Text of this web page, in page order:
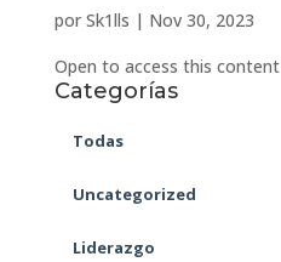
por Sk1lls | Nov 30, 2023
Open to access this content
Categorías
Todas
Uncategorized
Liderazgo